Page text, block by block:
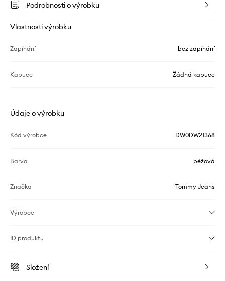
Podrobnosti o výrobku
Vlastnosti výrobku
Zapínání bez zapínání
Kapuce Žádná kapuce
Údaje o výrobku
Kód výrobce DW0DW21368
Barva béžová
Značka Tommy Jeans
Výrobce
ID produktu
Složení